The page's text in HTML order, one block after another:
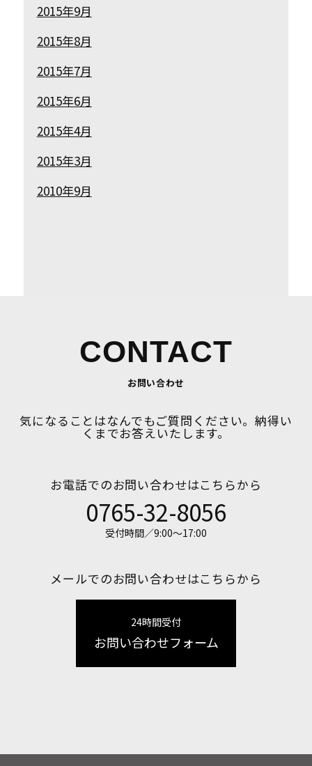
2015年9月
2015年8月
2015年7月
2015年6月
2015年4月
2015年3月
2010年9月
CONTACT
お問い合わせ
気になることはなんでもご質問ください。納得い
くまでお答えいたします。
お電話でのお問い合わせはこちらから
0765-32-8056
受付時間／9:00〜17:00
メールでのお問い合わせはこちらから
24時間受付
お問い合わせフォーム